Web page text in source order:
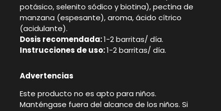
potásico, selenito sódico y biotina), pectina de
manzana (espesante), aroma, ácido cítrico
(acidulante).
Dosis recomendada:1-2 barritas/ día.
Instrucciones de uso:1-2 barritas/ día.
Advertencias
Este producto no es apto para niños.
Manténgase fuera del alcance de los niños. Si